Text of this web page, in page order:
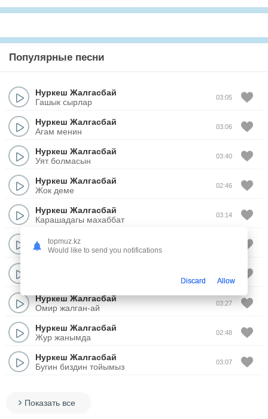
Популярные песни
Нуркеш Жалгасбай
Гашык сырлар
03:05
Нуркеш Жалгасбай
Агам менин
03:06
Нуркеш Жалгасбай
Уят болмасын
03:40
Нуркеш Жалгасбай
Жок деме
02:46
Нуркеш Жалгасбай
Карашадагы махаббат
03:14
Нуркеш Жалгасбай
Сенин касында
Нуркеш Жалгасбай
Омир жалган-ай
03:27
Нуркеш Жалгасбай
Жур жанымда
02:48
Нуркеш Жалгасбай
Бугин биздин тойымыз
03:07
Показать все
topmuz.kz
Would like to send you notifications
Discard Allow